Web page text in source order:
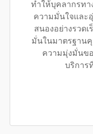
ทำให้บุคลากรทา
ความมั่นใจและ
สนองอย่างรวดเ
มั่นในมาตรฐาน
ความมุ่งมั่นข
บริการ